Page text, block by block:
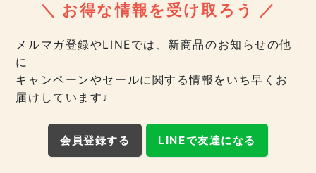
＼ お得な情報を受け取ろう ／
メルマガ登録やLINEでは、新商品のお知らせの他
に
キャンペーンやセールに関する情報をいち早くお
届けしています♩
会員登録する LINEで友達になる